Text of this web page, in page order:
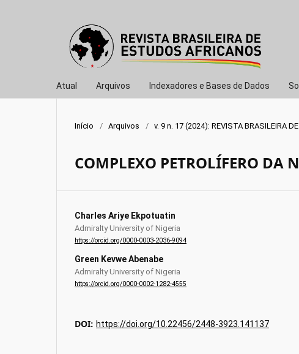
Atual Arquivos Indexadores e Bases de Dados
Início / Arquivos / v. 9 n. 17 (2024): REVISTA BRASILEIRA
COMPLEXO PETROLÍFERO DA
Charles Ariye Ekpotuatin
Admiralty University of Nigeria
https://orcid.org/0000-0003-2036-9094
Green Kevwe Abenabe
Admiralty University of Nigeria
https://orcid.org/0000-0002-1282-4555
DOI: https://doi.org/10.22456/2448-3923.141137